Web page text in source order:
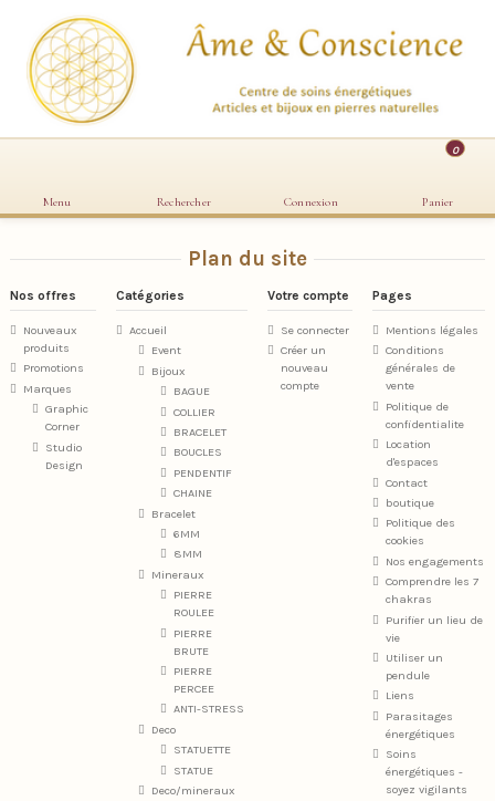
Menu Rechercher Connexion
0
Panier
Plan du site
Nos offres
Nouveaux
produits
Promotions
Marques
Graphic
Corner
Studio
Design
Catégories
Accueil
Event
Bijoux
BAGUE
COLLIER
BRACELET
BOUCLES
PENDENTIF
CHAINE
Bracelet
6MM
8MM
Mineraux
PIERRE
ROULEE
PIERRE
BRUTE
PIERRE
PERCEE
ANTI-STRESS
Deco
STATUETTE
STATUE
Deco/mineraux
Votre compte
Se connecter
Créer un
nouveau
compte
Pages
Mentions légales
Conditions
générales de
vente
Politique de
confidentialite
Location
d'espaces
Contact
boutique
Politique des
cookies
Nos engagements
Comprendre les 7
chakras
Purifier un lieu de
vie
Utiliser un
pendule
Liens
Parasitages
énergétiques
Soins
énergétiques -
soyez vigilants